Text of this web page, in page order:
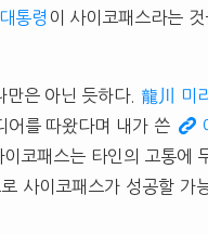
대통령 이 사이코패스라는
만은 아닌 듯하다. 龍川 미
어를 따왔다며 내가 쓴
코패스는 타인의 고통에
사이코패스가 성공할 가